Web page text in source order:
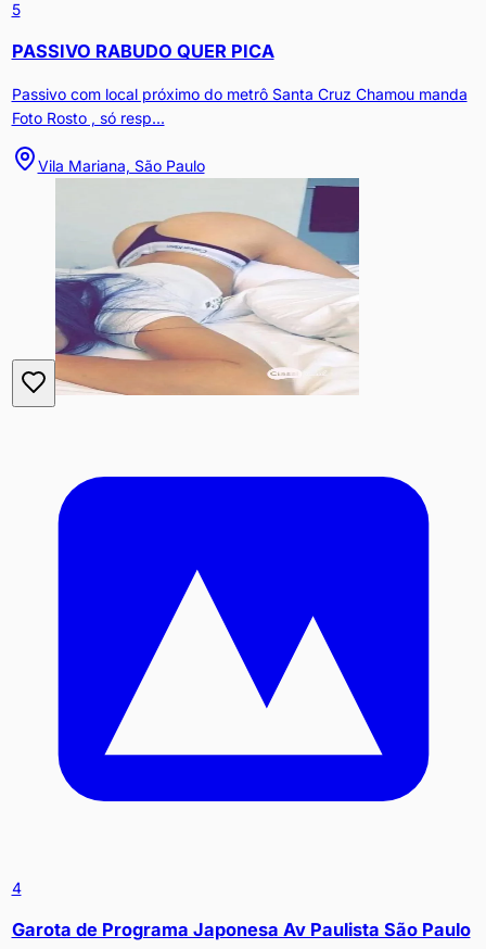
5
PASSIVO RABUDO QUER PICA
Passivo com local próximo do metrô Santa Cruz Chamou manda
Foto Rosto , só resp...
Vila Mariana, São Paulo
4
Garota de Programa Japonesa Av Paulista São Paulo